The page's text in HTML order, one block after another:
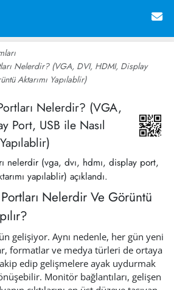
Nelerdir? (VGA, DVI, HDMI, Display
Aktarımı Yapılablir)
Nelerdir? (VGA,
Port, USB ile Nasıl
nelerdir (vga, dvı, hdmı, display port,
yapılablir) açıklandı.
Nelerdir Ve Görüntü
gelişiyor. Aynı nedenle, her gün yeni
formatlar ve medya türleri de ortaya
edip gelişmelere ayak uydurmak
Monitör bağlantıları, gelişen